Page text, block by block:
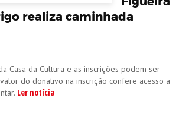
realiza caminhada
Casa da Cultura e as inscrições podem ser
do donativo na inscrição confere acesso a
Ler notícia